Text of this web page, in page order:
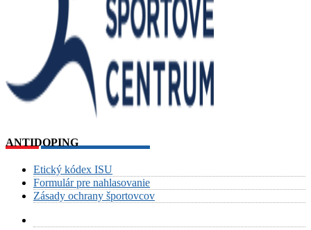
ANTIDOPING
Etický kódex ISU
Formulár pre nahlasovanie
Zásady ochrany športovcov